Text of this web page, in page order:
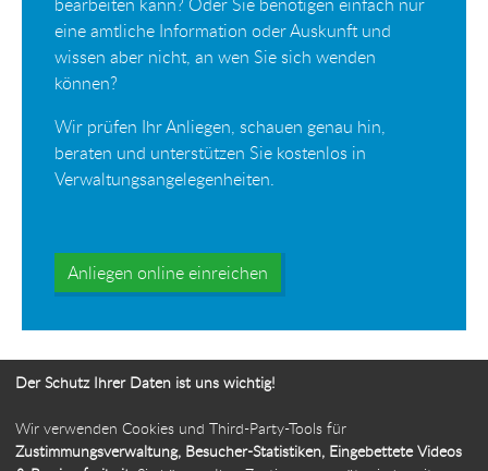
eine amtliche Information oder Auskunft und
wissen aber nicht, an wen Sie sich wenden
können?
Wir prüfen Ihr Anliegen, schauen genau hin,
beraten und unterstützen Sie kostenlos in
Verwaltungsangelegenheiten.
Anliegen online einreichen
Ihr Weg zur Bürgerbeauftragten
Der Schutz Ihrer Daten ist uns wichtig!
Wir verwenden Cookies und Third-Party-Tools für
Zustimmungsverwaltung, Besucher-Statistiken, Eingebettete Videos